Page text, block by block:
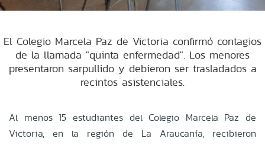
El Colegio Marcela Paz de Victoria confirmó contagios
de la llamada "quinta enfermedad". Los menores
presentaron sarpullido y debieron ser trasladados a
recintos asistenciales.
Al menos 15 estudiantes del Colegio Marcela Paz de
Victoria, en la región de La Araucanía, recibieron